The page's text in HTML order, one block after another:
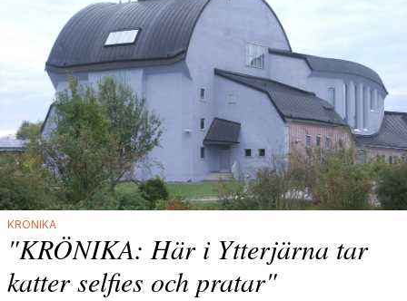
KRÖNIKA
"KRÖNIKA: Här i Ytterjärna tar
katter selfies och pratar"